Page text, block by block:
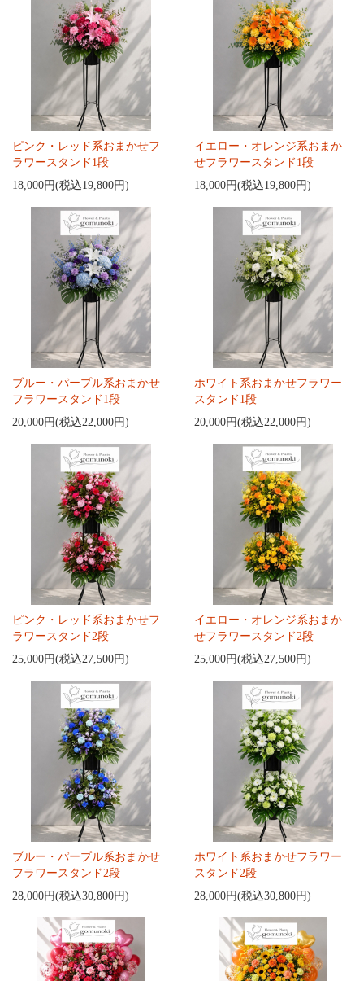
ピンク・レッド系おまかせフ
ラワースタンド1段
18,000円(税込19,800円)
イエロー・オレンジ系おまか
せフラワースタンド1段
18,000円(税込19,800円)
ブルー・パープル系おまかせ
フラワースタンド1段
20,000円(税込22,000円)
ホワイト系おまかせフラワー
スタンド1段
20,000円(税込22,000円)
ピンク・レッド系おまかせフ
ラワースタンド2段
25,000円(税込27,500円)
イエロー・オレンジ系おまか
せフラワースタンド2段
25,000円(税込27,500円)
ブルー・パープル系おまかせ
フラワースタンド2段
28,000円(税込30,800円)
ホワイト系おまかせフラワー
スタンド2段
28,000円(税込30,800円)